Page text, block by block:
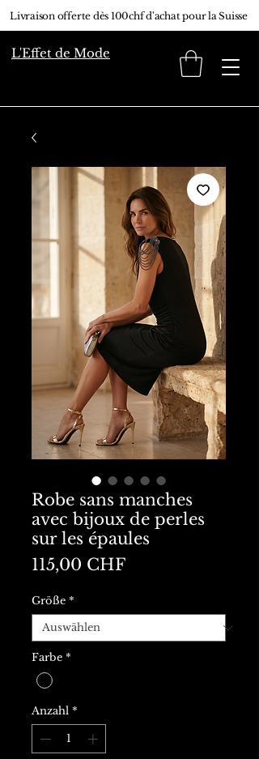
Livraison offerte dès 100chf d'achat pour la Suisse
L'Effet de Mode
Robe sans manches
avec bijoux de perles
sur les épaules
115,00 CHFPreis
Größe *
Farbe *
Anzahl *